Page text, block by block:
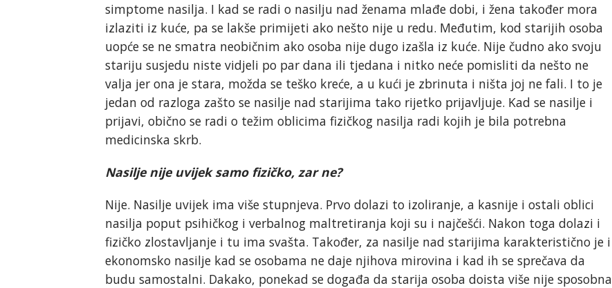
simptome nasilja. I kad se radi o nasilju nad ženama mlađe dobi, i žena također mora
izlaziti iz kuće, pa se lakše primijeti ako nešto nije u redu. Međutim, kod starijih osoba
uopće se ne smatra neobičnim ako osoba nije dugo izašla iz kuće. Nije čudno ako svoju
stariju susjedu niste vidjeli po par dana ili tjedana i nitko neće pomisliti da nešto ne
valja jer ona je stara, možda se teško kreće, a u kući je zbrinuta i ništa joj ne fali. I to je
jedan od razloga zašto se nasilje nad starijima tako rijetko prijavljuje. Kad se nasilje i
prijavi, obično se radi o težim oblicima fizičkog nasilja radi kojih je bila potrebna
medicinska skrb.
Nasilje nije uvijek samo fizičko, zar ne?
Nije. Nasilje uvijek ima više stupnjeva. Prvo dolazi to izoliranje, a kasnije i ostali oblici
nasilja poput psihičkog i verbalnog maltretiranja koji su i najčešći. Nakon toga dolazi i
fizičko zlostavljanje i tu ima svašta. Također, za nasilje nad starijima karakteristično je i
ekonomsko nasilje kad se osobama ne daje njihova mirovina i kad ih se sprečava da
budu samostalni. Dakako, ponekad se događa da starija osoba doista više nije sposobna